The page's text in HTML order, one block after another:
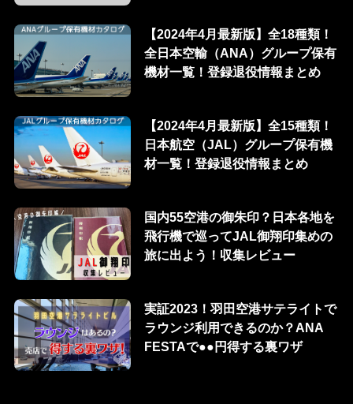
【2024年4月最新版】全18種類！
全日本空輸（ANA）グループ保有
機材一覧！登録退役情報まとめ
【2024年4月最新版】全15種類！
日本航空（JAL）グループ保有機
材一覧！登録退役情報まとめ
国内55空港の御朱印？日本各地を
飛行機で巡ってJAL御翔印集めの
旅に出よう！収集レビュー
実証2023！羽田空港サテライトで
ラウンジ利用できるのか？ANA
FESTAで●●円得する裏ワザ